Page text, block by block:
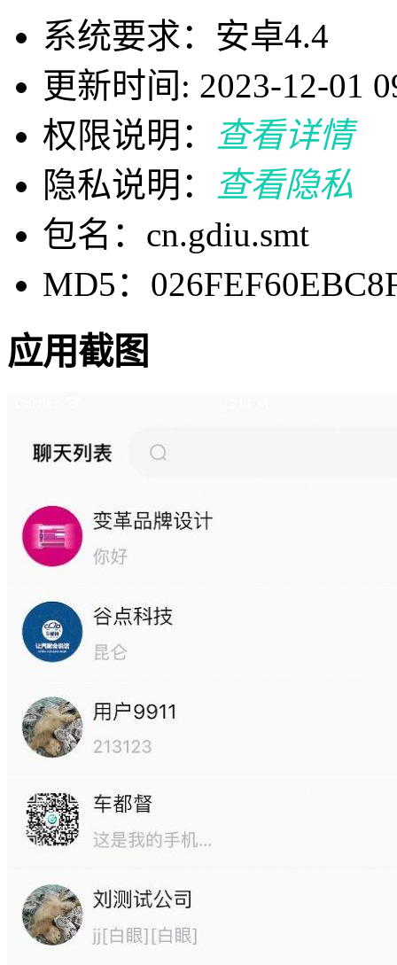
系统要求：安卓4.4
更新时间: 2023-12-01
权限说明：
查看详情
隐私说明：
查看隐私
包名：cn.gdiu.smt
MD5：
应用截图